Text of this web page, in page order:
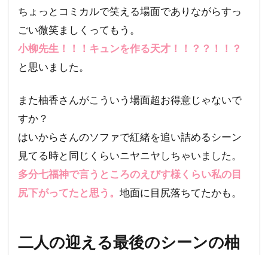
ちょっとコミカルで笑える場面でありながらすっ
ごい微笑ましくってもう。
小柳先生！！！キュンを作る天才！！？？！！？
と思いました。
また柚香さんがこういう場面超お得意じゃないで
すか？
はいからさんのソファで紅緒を追い詰めるシーン
見てる時と同じくらいニヤニヤしちゃいました。
多分七福神で言うところのえびす様くらい私の目
尻下がってたと思う。 地面に目尻落ちてたかも。
二人の迎える最後のシーンの柚